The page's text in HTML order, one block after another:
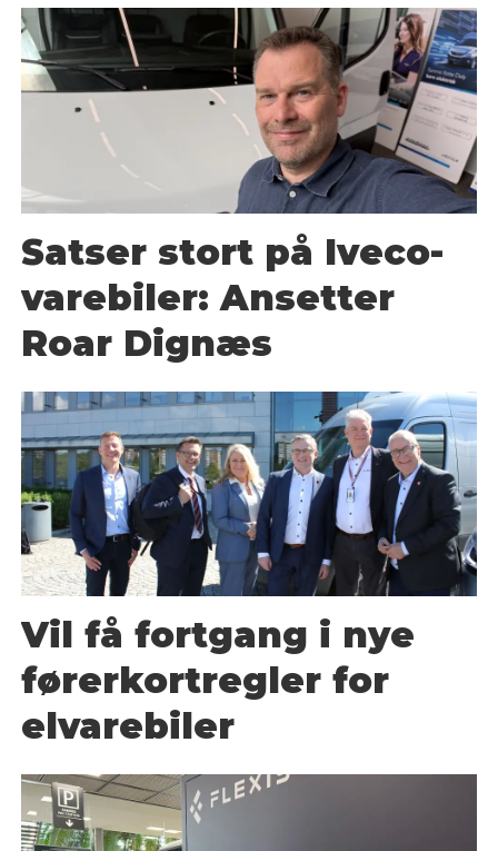
Satser stort på Iveco-
varebiler: Ansetter
Roar Dignæs
Vil få fortgang i nye
førerkortregler for
elvarebiler